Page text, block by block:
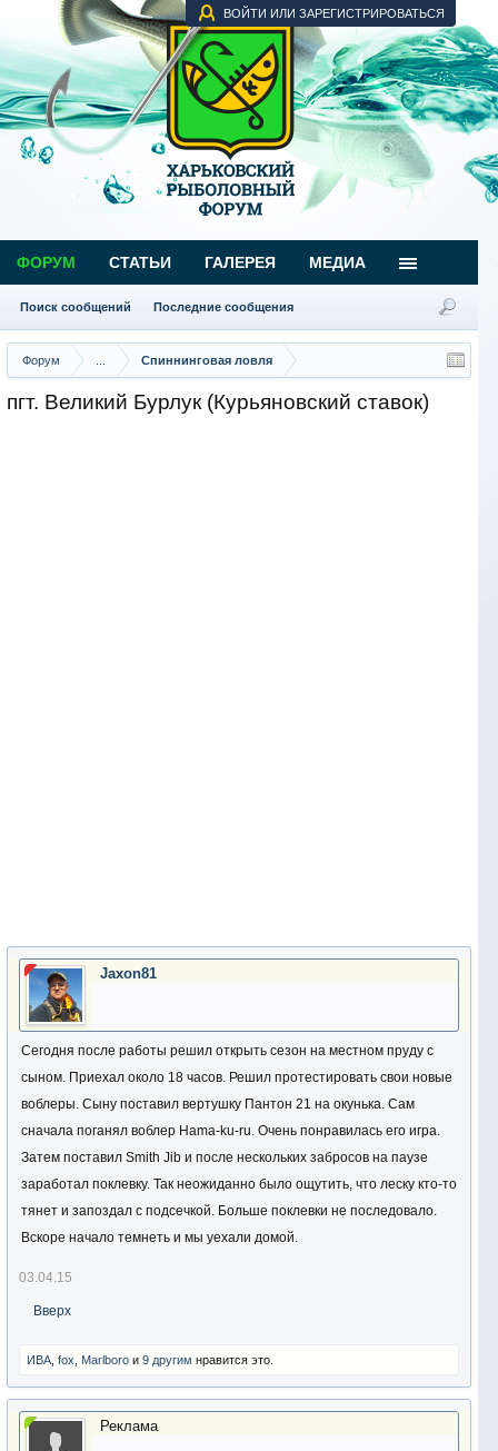
ВОЙТИ ИЛИ ЗАРЕГИСТРИРОВАТЬСЯ
Форум Спиннинговая ловля
пгт. Великий Бурлук (Курьяновский ставок)
Jaxon81
Сегодня после работы решил открыть сезон на местном пруду с
сыном. Приехал около 18 часов. Решил протестировать свои новые
воблеры. Сыну поставил вертушку Пантон 21 на окунька. Сам
сначала поганял воблер Hama-ku-ru. Очень понравилась его игра.
Затем поставил Smith Jib и после нескольких забросов на паузе
заработал поклевку. Так неожиданно было ощутить, что леску кто-то
тянет и запоздал с подсечкой. Больше поклевки не последовало.
Вскоре начало темнеть и мы уехали домой.
03.04.15
Вверх
ИВА fox Marlboro и 9 другим нравится это.
Реклама
ФОРУМ
Поиск сообщений Последние сообщения
СТАТЬИ ГАЛЕРЕЯ МЕДИА